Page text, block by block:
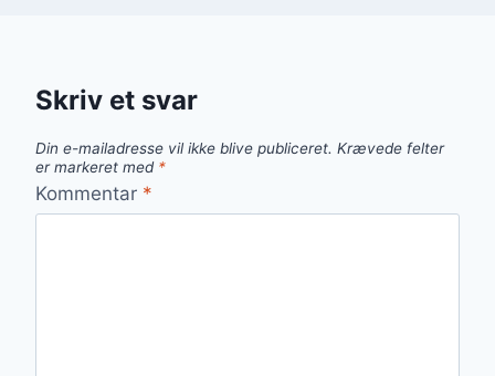
Skriv et svar
Din e-mailadresse vil ikke blive publiceret. Krævede felter
er markeret med *
Kommentar *